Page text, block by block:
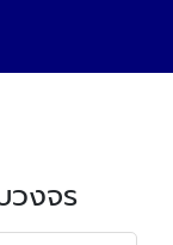
วงจร